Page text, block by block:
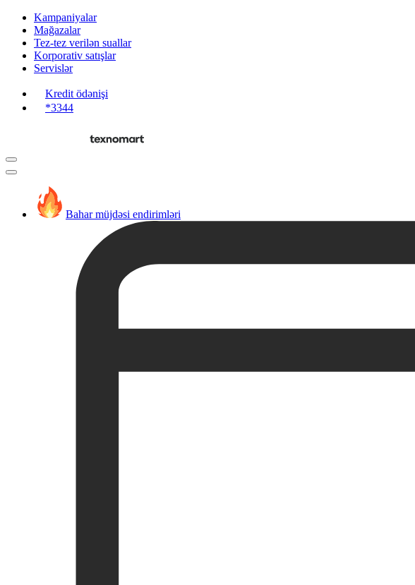
Kampaniyalar
Mağazalar
Tez-tez verilən suallar
Korporativ satışlar
Servislər
Kredit ödənişi
*3344
Bahar müjdəsi endirimləri